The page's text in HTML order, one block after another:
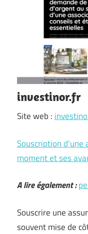
investinor.fr
Site web :
Souscription
moment et ses
A lire également :
Souscrire une
souvent mise de